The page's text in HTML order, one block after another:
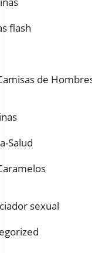
flash
de
Salud
sexual